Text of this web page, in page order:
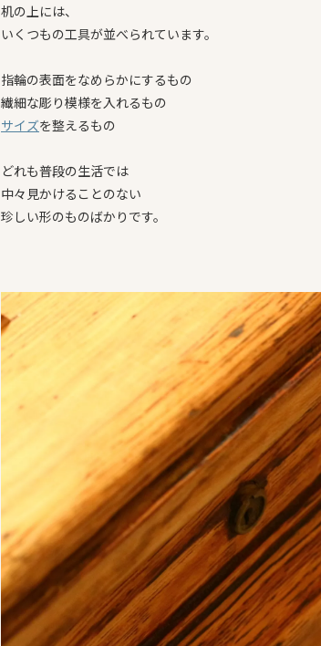
机の上には、
いくつもの工具が並べられています。
指輪の表面をなめらかにするもの
繊細な彫り模様を入れるもの
サイズを整えるもの
どれも普段の生活では
中々見かけることのない
珍しい形のものばかりです。